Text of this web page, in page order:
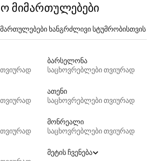
მიმართულებები
ხანგრძლივი სტუმრობისთვის
ბარსელონა
საცხოვრებლები თვიურად
ათენი
საცხოვრებლები თვიურად
მონრეალი
საცხოვრებლები თვიურად
მეტის ჩვენება